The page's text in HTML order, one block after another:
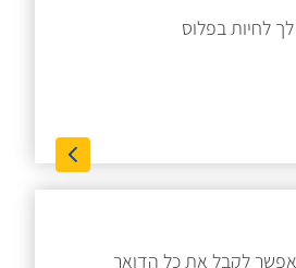
לך לחיות בפלוס
לקבל את כל הדואר